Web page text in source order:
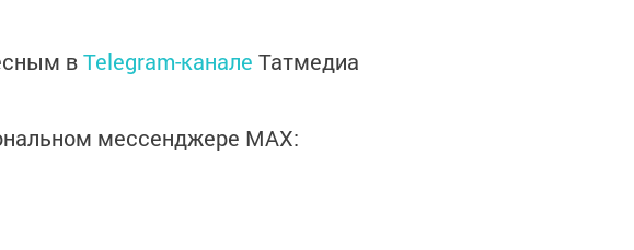
вTelegram-канале Татмедиа
мессенджере MАХ: